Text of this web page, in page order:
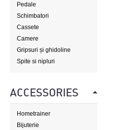
Pedale
Schimbatori
Cassete
Camere
Gripsuri și ghidoline
Spite si nipluri
ACCESSORIES
Hometrainer
Bijuterie